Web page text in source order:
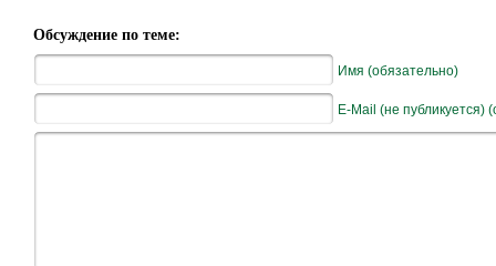
Обсуждение по теме:
Имя (обязательно)
E-Mail (не публикуется)